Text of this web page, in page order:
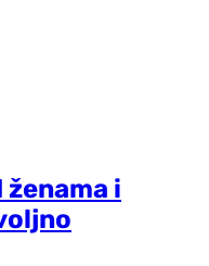
i